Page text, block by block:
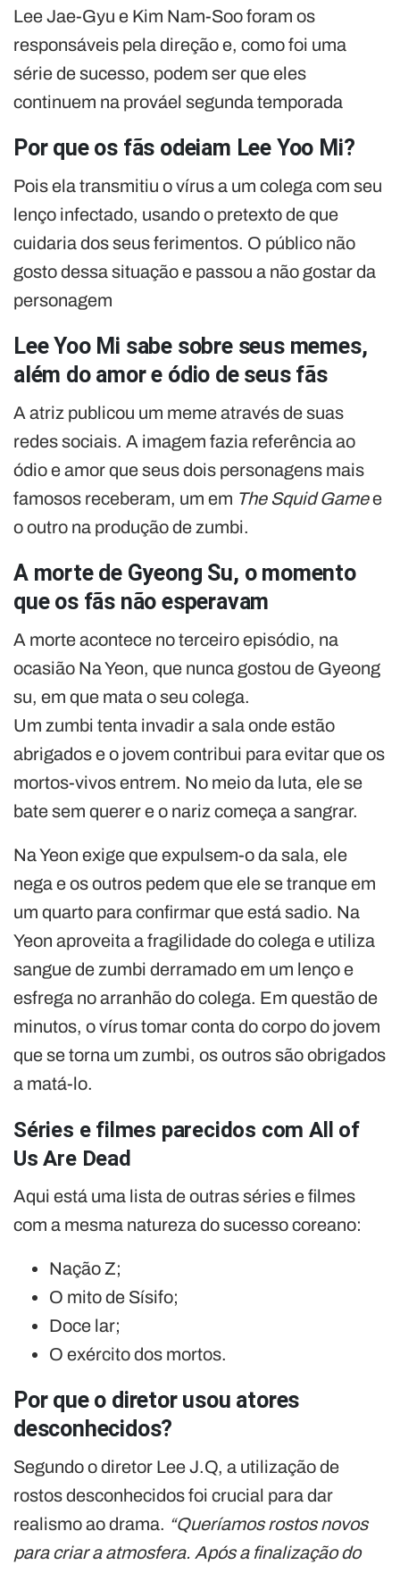
Lee Jae-Gyu e Kim Nam-Soo foram os
responsáveis ​​pela direção e, como foi uma
série de sucesso, podem ser que eles
continuem na prováel segunda temporada
Por que os fãs odeiam Lee Yoo Mi?
Pois ela transmitiu o vírus a um colega com seu
lenço infectado, usando o pretexto de que
cuidaria dos seus ferimentos. O público não
gosto dessa situação e passou a não gostar da
personagem
Lee Yoo Mi sabe sobre seus memes,
além do amor e ódio de seus fãs
A atriz publicou um meme através de suas
redes sociais. A imagem fazia referência ao
ódio e amor que seus dois personagens mais
famosos receberam, um em The Squid Gamee
o outro na produção de zumbi.
A morte de Gyeong Su, o momento
que os fãs não esperavam
A morte acontece no terceiro episódio, na
ocasião Na Yeon, que nunca gostou de Gyeong
su, em que mata o seu colega.
Um zumbi tenta invadir a sala onde estão
abrigados e o jovem contribui para evitar que os
mortos-vivos entrem. No meio da luta, ele se
bate sem querer e o nariz começa a sangrar.
Na Yeon exige que expulsem-o da sala, ele
nega e os outros pedem que ele se tranque em
um quarto para confirmar que está sadio. Na
Yeon aproveita a fragilidade do colega e utiliza
sangue de zumbi derramado em um lenço e
esfrega no arranhão do colega. Em questão de
minutos, o vírus tomar conta do corpo do jovem
que se torna um zumbi, os outros são obrigados
a matá-lo.
Séries e filmes parecidos com All of
Us Are Dead
Aqui está uma lista de outras séries e filmes
com a mesma natureza do sucesso coreano:
Nação Z;
O mito de Sísifo;
Doce lar;
O exército dos mortos.
Por que o diretor usou atores
desconhecidos?
Segundo o diretor Lee J.Q, a utilização de
rostos desconhecidos foi crucial para dar
realismo ao drama. “Queríamos rostos novos
para criar a atmosfera. Após a finalização do